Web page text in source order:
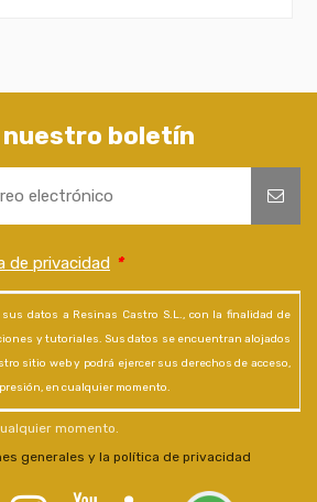
boletín
de privacidad *
datos a Resinas Castro S.L., con la finalidad de
y tutoriales. Sus datos se encuentran alojados
sitio web y podrá ejercer sus derechos de acceso,
en cualquier momento.
momento.
generales y la política de privacidad